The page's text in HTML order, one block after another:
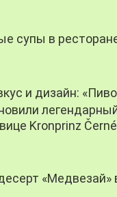
супы в
и дизайн:
Kronprinz
«Медвезай»